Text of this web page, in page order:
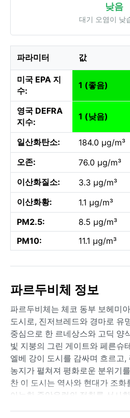
낮음
대기 오염이 낮
파라미터 값
미국 EPA 지
수:
1 (좋음)
영국 DEFRA
지수:
1 (낮음)
일산화탄소:
184.0 µg/m³
오존:
76.0 µg/m³
이산화질소:
3.3 µg/m³
이산화황:
1.1 µg/m³
PM2.5:
8.5 µg/m³
PM10:
11.1 µg/m³
파르두비체 정보
파르두비체는 체코 동부 보헤미
도시로, 진저브레드와 경마로 유
중심으로 한 르네상스와 고딕 양
빛 지붕의 그린 게이트와 페른슈
엘베 강이 도시를 감싸며 흐르고
농지가 펼쳐져 평화로운 분위기
찬 이 도시는 역사와 현대가 조화
아늑한 중앙유럽의 정취를 선사한
쾨펜 기후 구분상 Dfb(온난 여름